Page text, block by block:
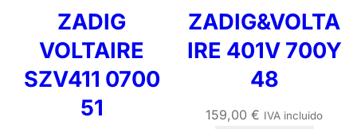
ZADIG
VOLTAIRE
SZV411 0700
51
ZADIG&VOLTA
IRE 401V 700Y
48
159,00€ IVA incluido